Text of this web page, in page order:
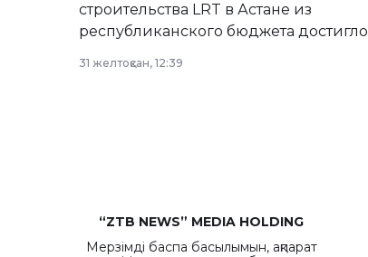
строительства LRT в Астане из
республиканского бюджета достигло
31 желтоқсан, 12:39
“ZTB NEWS” MEDIA HOLDING
Мерзімді баспа басылымын, ақпарат